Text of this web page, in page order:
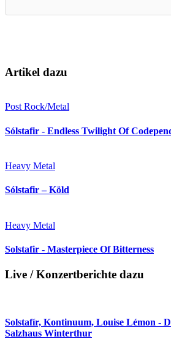
Artikel dazu
Post Rock/Metal
Sólstafir - Endless Twilight Of
Heavy Metal
Sólstafir – Köld
Heavy Metal
Solstafir - Masterpiece Of Bitterness
Live / Konzertberichte dazu
Solstafír, Kontinuum, Louise Lémon -
Salzhaus Winterthur